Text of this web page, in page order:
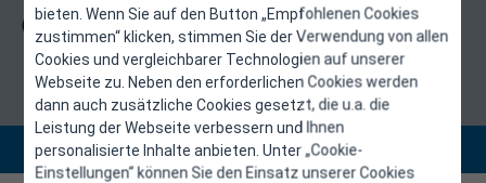
bieten. Wenn Sie auf den Button „Empfohlenen Cookies
zustimmen“ klicken, stimmen Sie der Verwendung von allen
Cookies und vergleichbarer Technologien auf unserer
Webseite zu. Neben den erforderlichen Cookies werden
dann auch zusätzliche Cookies gesetzt, die u.a. die
Leistung der Webseite verbessern und Ihnen
personalisierte Inhalte anbieten. Unter „Cookie-
Einstellungen“ können Sie den Einsatz unserer Cookies
(Mo, Mi-Fr 09:30-12:30 Uhr)
Copyright 2026 © E-Control